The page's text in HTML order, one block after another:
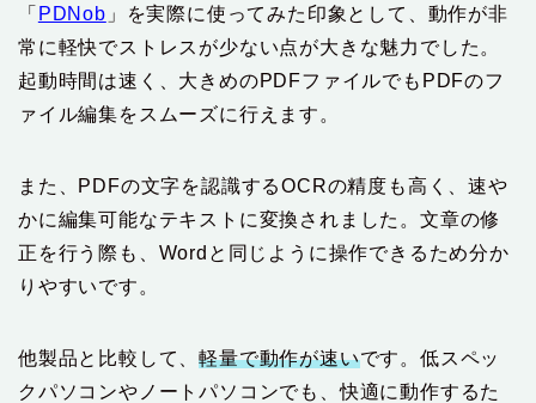
「 PDNob 」を実際に使ってみた印象として、動作が非
常に軽快でストレスが少ない点が大きな魅力でした。
起動時間は速く、大きめのPDFファイルでもPDFのフ
ァイル編集をスムーズに行えます。
また、PDFの文字を認識するOCRの精度も高く、速や
かに編集可能なテキストに変換されました。文章の修
正を行う際も、Wordと同じように操作できるため分か
りやすいです。
他製品と比較して、軽量で動作が速いです。低スペッ
クパソコンやノートパソコンでも、快適に動作するた